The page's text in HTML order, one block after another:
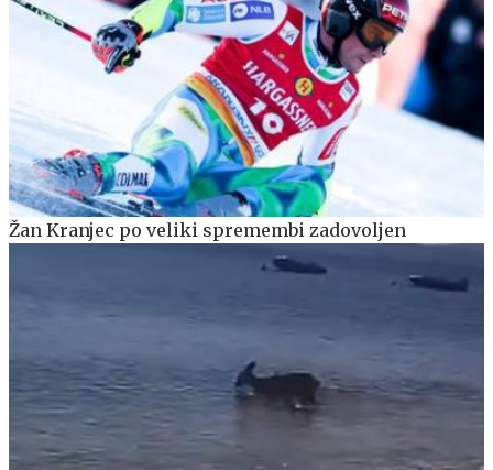
Žan Kranjec po veliki spremembi zadovoljen